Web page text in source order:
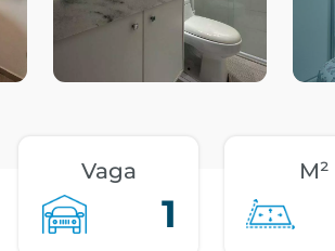
Vaga
1
M²